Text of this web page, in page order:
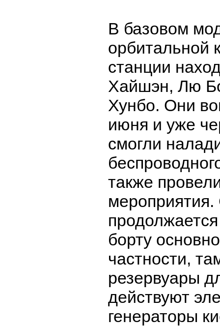
В базовом
орбитальной
станции
Хайшэн, Лю
Хунбо. Они
июня и уже
смогли
также
мероприятия.
борту
частности,
резервуары
действуют
генераторы